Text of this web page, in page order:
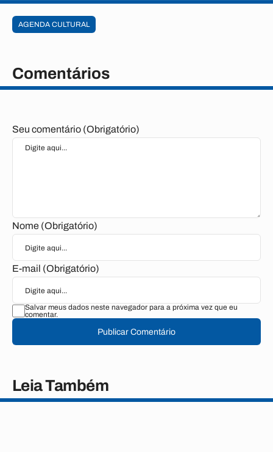
AGENDA CULTURAL
Comentários
Seu comentário (Obrigatório)
Nome (Obrigatório)
E-mail (Obrigatório)
Salvar meus dados neste navegador para a próxima vez que eu
comentar.
Publicar Comentário
Leia Também